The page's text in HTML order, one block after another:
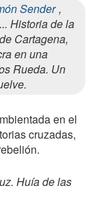
Sender ,
Historia de la
Cartagena,
en una
Rueda. Un
en el
cruzadas,
Huía de las